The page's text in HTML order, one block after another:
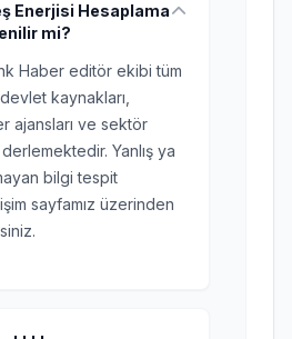
Enerjisi Hesaplama
mi?
Haber editör ekibi tüm
kaynakları,
ajansları ve sektör
Yanlış ya
bilgi tespit
sayfamız üzerinden